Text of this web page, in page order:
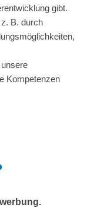
gibt.
B. durch
Kompetenzen